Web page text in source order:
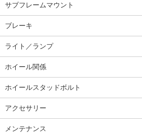
サブフレームマウント
ブレーキ
ライト／ランプ
ホイール関係
ホイールスタッドボルト
アクセサリー
メンテナンス